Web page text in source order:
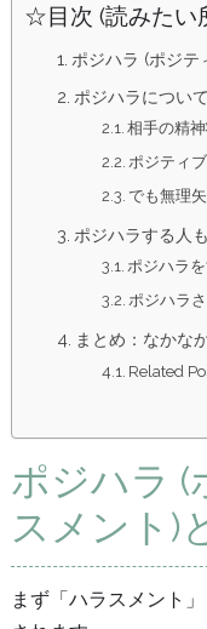
☆目次 (読みたい
ポジハラ (ポジテ
ポジハラについ
相手の精
ポジティ
でも無理
ポジハラする人
ポジハラ
ポジハラ
まとめ：なかな
Related
ポジハラ (
スメント)
まず「ハラスメント